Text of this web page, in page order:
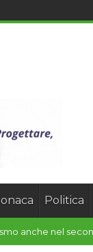
Politica
Ast, assessore